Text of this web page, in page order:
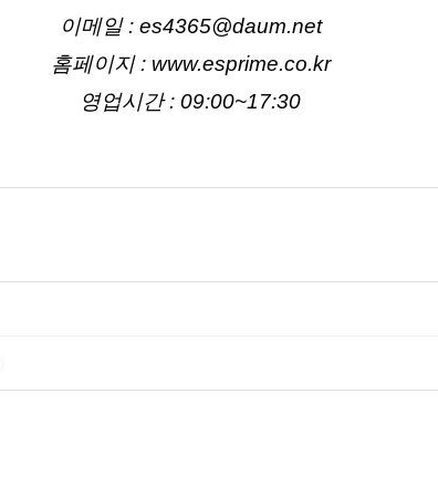
이메일 : es4365@daum.net
홈페이지 : www.esprime.co.kr
영업시간 : 09:00~17:30